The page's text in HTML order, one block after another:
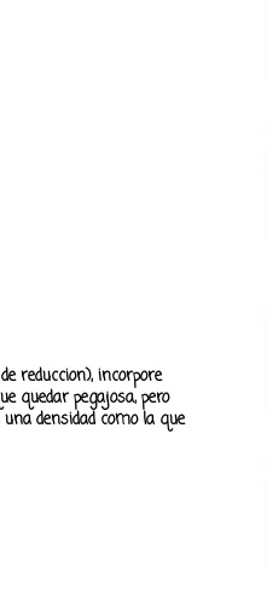
reduccion), incorpore
quedar pegajosa, pero
densidad como la que